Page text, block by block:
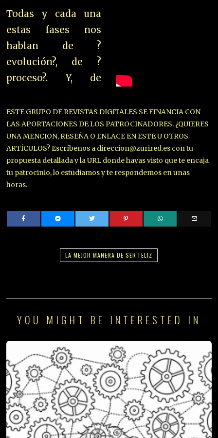
Todas y cada una
estas fases nos
hablan de ?
evolución?, de ?
proceso?. Y, de
ESTE GRUPO DE REVISTAS DIGITALES SE FINANCIA CON
LAS APORTACIONES DE LOS PATROCINADORES. ¿QUIERES
UNA MENCION, RESEÑA O ENLACE EN ESTE U OTROS
ARTÍCULOS? Escríbenos a direccion@zurired.es con tu
propuesta detallada y la URL donde hayas visto que te encaja
tu patrocinio, lo estudiamos y te respondemos en unas
horas.
LA MEJOR MANERA DE SER FELIZ
YOU MIGHT BE INTERESTED IN